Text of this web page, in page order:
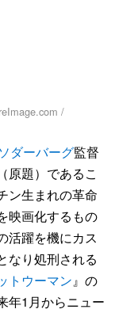
/
ダーバーグ監督
原題）であるこ
ン生まれの革命
映画化するもの
活躍を機にカス
なり処刑される
トウーマン』の
年1月からニュー